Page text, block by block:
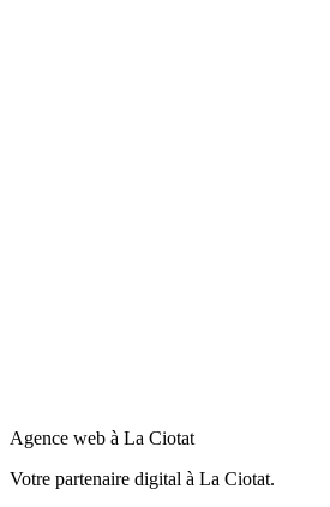
Agence web à La Ciotat
Votre partenaire digital à La Ciotat.